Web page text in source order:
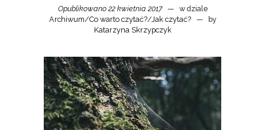
Opublikowano 22 kwietnia 2017
w dziale
Archiwum/Co warto czytać?/Jak czytać?
by
Katarzyna Skrzypczyk